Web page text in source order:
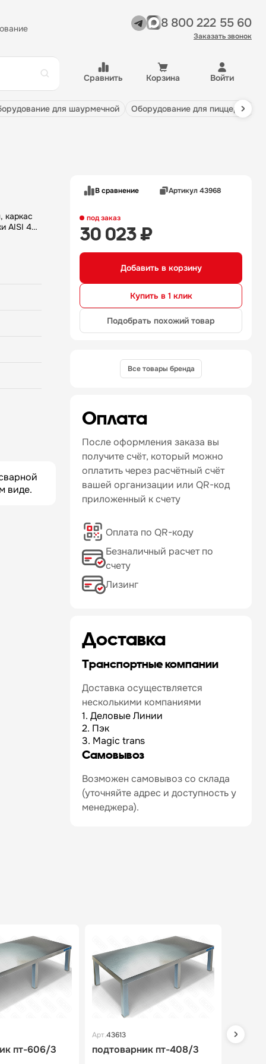
8 800 222 55 60
Заказать звонок
Сравнить Корзина Войти
для шаурмечной оборудование для пиццерии
каркас
AISI 430
В сравнение Артикул 43968
под заказ
30 023 ₽
Добавить в корзину
Купить в 1 клик
Подобрать похожий товар
Все товары бренда
Оплата
После оформления заказа вы
получите счёт, который можно
оплатить через расчётный счёт
вашей организации или QR-код
приложенный к счету
Оплата по QR-коду
Безналичный расчет по
счету
Лизинг
Доставка
Транспортные компании
Доставка осуществляется
несколькими компаниями
1. Деловые Линии
2. Пэк
3. Magic trans
Самовывоз
Возможен самовывоз со склада
(уточняйте адрес и доступность у
менеджера).
виде.
пт-606/3
Арт.43613
подтоварник пт-408/3
Арт.